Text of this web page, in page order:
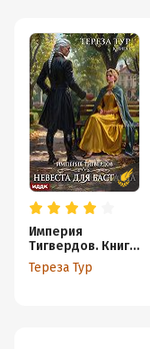
Империя
Тигвердов. Книга
1. Невеста для
бастарда
Тереза Тур